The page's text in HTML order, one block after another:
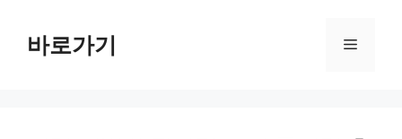
content바로가기 Menu